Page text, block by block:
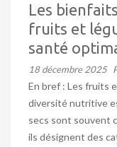
Les
fruits et
santé
18 décembre 2025
En bref : Les fruits
diversité nutritive
secs sont souvent
ils désignent des